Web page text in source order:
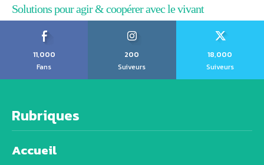
Solutions pour agir & coopérer avec le vivant
11,000
Fans
200
Suiveurs
18,000
Suiveurs
Rubriques
Accueil